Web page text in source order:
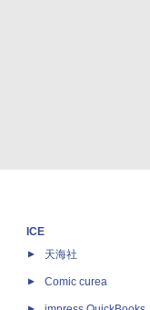
ICE
天海社
Comic curea